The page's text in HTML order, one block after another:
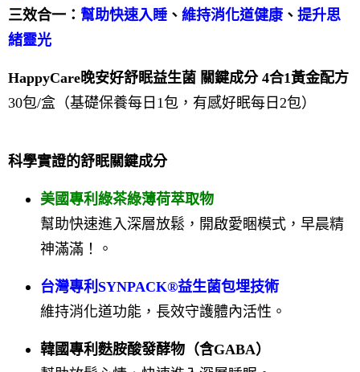
三效合一： 幫助快速入睡 、 維持消化道健康 、 提升思
緒靈光
HappyCare晚安好舒眠益生菌 關鍵成分 4合1黃金配方
30包/盒（基礎保養每日1包，有感好眠每日2包）
科學實證的舒眠關鍵成分
美國專利綠茶綠薄荷萃取物
幫助快速進入深層放鬆，開啟愛睏模式， 早晨精
神滿滿！
。
台灣專利SYNPACK®益生菌包埋技術
維持消化道功能，長效守護體內活性。
韓國專利麩胺酸發酵物（含GABA）